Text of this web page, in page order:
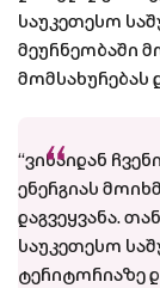
საუკეთესო
მეურნეობაში
მომსახურებას
“ვინაიდან
ენერგიას
დაგვეყვანა.
საუკეთესო
ტერიტორიაზე